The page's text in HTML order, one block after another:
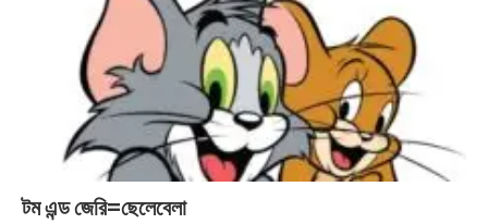
টম এন্ড জেরি=ছেলেবেলা